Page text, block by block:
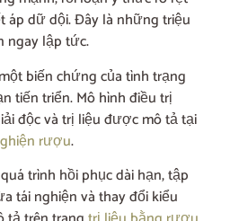
áp dữ dội. Đây là những triệu
ngay lập tức.
biến chứng của tình trạng
tiến triển. Mô hình điều trị
độc và trị liệu được mô tả tại
rượu.
trình hồi phục dài hạn, tập
tái nghiện và thay đổi kiểu